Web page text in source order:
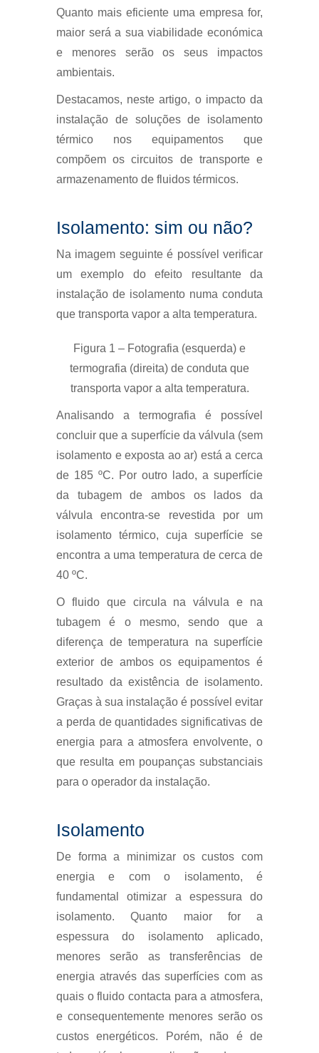
Quanto mais eficiente uma empresa for,
maior será a sua viabilidade económica
e menores serão os seus impactos
ambientais.
Destacamos, neste artigo, o impacto da
instalação de soluções de isolamento
térmico nos equipamentos que
compõem os circuitos de transporte e
armazenamento de fluidos térmicos.
Isolamento: sim ou não?
Na imagem seguinte é possível verificar
um exemplo do efeito resultante da
instalação de isolamento numa conduta
que transporta vapor a alta temperatura.
Figura 1 – Fotografia (esquerda) e
termografia (direita) de conduta que
transporta vapor a alta temperatura.
Analisando a termografia é possível
concluir que a superfície da válvula (sem
isolamento e exposta ao ar) está a cerca
de 185 ºC. Por outro lado, a superfície
da tubagem de ambos os lados da
válvula encontra-se revestida por um
isolamento térmico, cuja superfície se
encontra a uma temperatura de cerca de
40 ºC.
O fluido que circula na válvula e na
tubagem é o mesmo, sendo que a
diferença de temperatura na superfície
exterior de ambos os equipamentos é
resultado da existência de isolamento.
Graças à sua instalação é possível evitar
a perda de quantidades significativas de
energia para a atmosfera envolvente, o
que resulta em poupanças substanciais
para o operador da instalação.
Isolamento
De forma a minimizar os custos com
energia e com o isolamento, é
fundamental otimizar a espessura do
isolamento. Quanto maior for a
espessura do isolamento aplicado,
menores serão as transferências de
energia através das superfícies com as
quais o fluido contacta para a atmosfera,
e consequentemente menores serão os
custos energéticos. Porém, não é de